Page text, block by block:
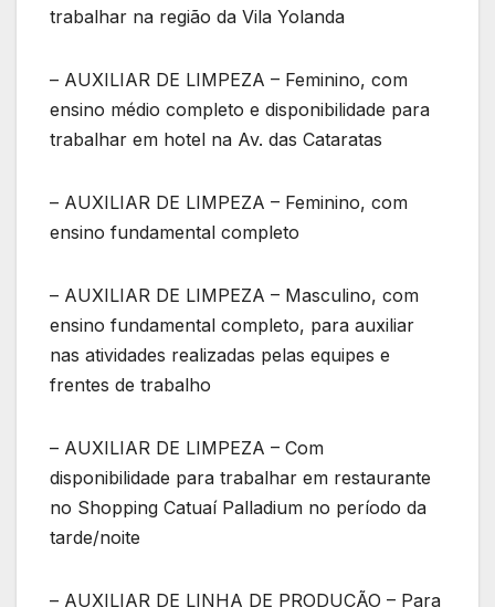
trabalhar na região da Vila Yolanda
– AUXILIAR DE LIMPEZA – Feminino, com
ensino médio completo e disponibilidade para
trabalhar em hotel na Av. das Cataratas
– AUXILIAR DE LIMPEZA – Feminino, com
ensino fundamental completo
– AUXILIAR DE LIMPEZA – Masculino, com
ensino fundamental completo, para auxiliar
nas atividades realizadas pelas equipes e
frentes de trabalho
– AUXILIAR DE LIMPEZA – Com
disponibilidade para trabalhar em restaurante
no Shopping Catuaí Palladium no período da
tarde/noite
– AUXILIAR DE LINHA DE PRODUÇÃO – Para